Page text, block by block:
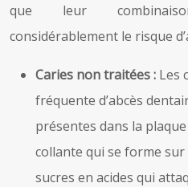
que leur
considérablement le risque
Caries non traitées : Les
fréquente d’abcès
présentes dans la
collante qui se forme
sucres en acides qui